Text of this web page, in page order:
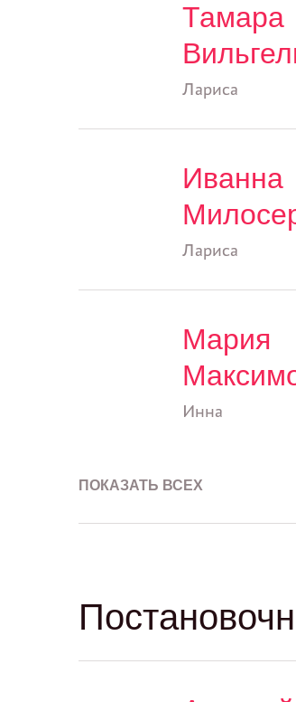
Тамара
Лариса
Иванна
Лариса
Мария
Инна
ПОКАЗАТЬ ВСЕХ